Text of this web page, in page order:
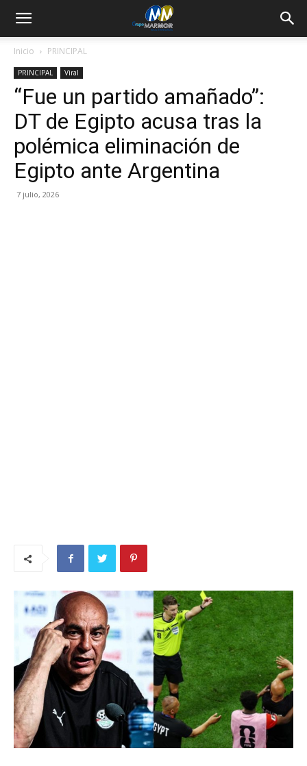
Inicio PRINCIPAL
PRINCIPAL Viral
“Fue un partido amañado”:
DT de Egipto acusa tras la
polémica eliminación de
Egipto ante Argentina
7 julio, 2026